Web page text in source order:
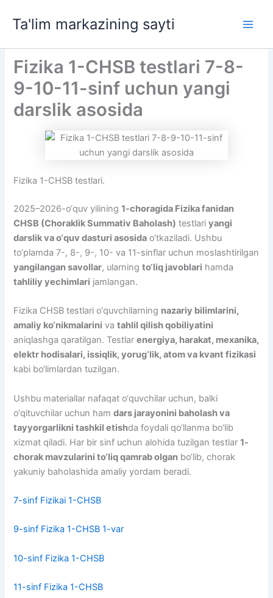
Ta'lim markazining sayti
Fizika 1-CHSB testlari 7-8-
9-10-11-sinf uchun yangi
darslik asosida
Fizika 1-CHSB testlari.
2025–2026-o‘quv yilining1-choragida Fizika fanidan
CHSB (Choraklik Summativ Baholash) testlariyangi
darslik va o‘quv dasturi asosida o‘tkaziladi. Ushbu
to‘plamda 7-, 8-, 9-, 10- va 11-sinflar uchun moslashtirilgan
yangilangan savollar, ularningto‘liq javoblari hamda
tahliliy yechimlari jamlangan.
Fizika CHSB testlari o‘quvchilarning nazariy bilimlarini,
amaliy ko‘nikmalarini vatahlil qilish qobiliyatini
aniqlashga qaratilgan. Testlarenergiya, harakat, mexanika,
elektr hodisalari, issiqlik, yorug‘lik, atom va kvant fizikasi
kabi bo‘limlardan tuzilgan.
Ushbu materiallar nafaqat o‘quvchilar uchun, balki
o‘qituvchilar uchun hamdars jarayonini baholash va
tayyorgarlikni tashkil etishda foydali qo‘llanma bo‘lib
xizmat qiladi. Har bir sinf uchun alohida tuzilgan testlar1-
chorak mavzularini to‘liq qamrab olgan bo‘lib, chorak
yakuniy baholashida amaliy yordam beradi.
7-sinf Fizikai 1-CHSB
9-sinf Fizika 1-CHSB1-var
10-sinf Fizika 1-CHSB
11-sinf Fizika 1-CHSB